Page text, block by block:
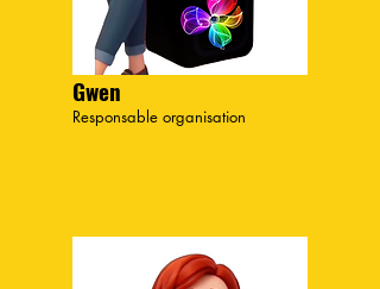
Gwen
Responsable organisation